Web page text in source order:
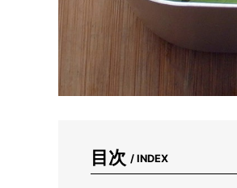
目次 / INDEX